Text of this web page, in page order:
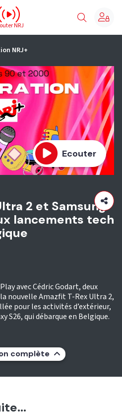
NRJ
NRJ+
Ecouter
2 et Samsung
lancements tech
avec Cédric Godart, deux
nouvelle Amazfit T-Rex Ultra 2,
pour les activités d’extérieur,
S26, qui débarque en Belgique.
complète